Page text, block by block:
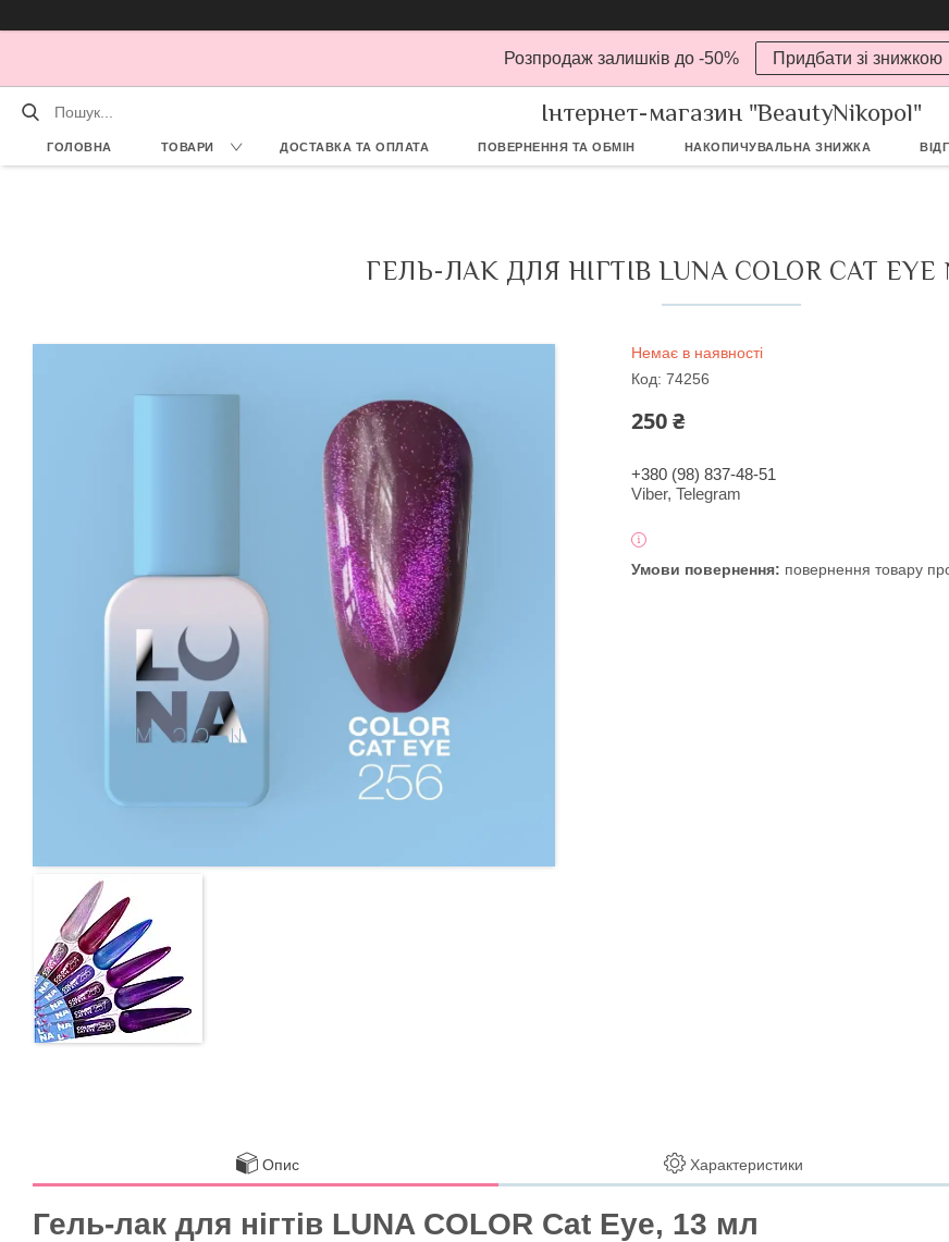
Розпродаж залишків до -50% Придбати зі знижкою
Інтернет-магазин "BeautyNikopol"
ГОЛОВНА ТОВАРИ ДОСТАВКА ТА ОПЛАТА ПОВЕРНЕННЯ ТА ОБМІН НАКОПИЧУВАЛЬНА ЗНИЖКА
ГЕЛЬ-ЛАК ДЛЯ НІГТІВ LUNA COLOR CAT
Немає в наявності
Код: 74256
250 ₴
+380 (98) 837-48-51
Viber, Telegram
повернення товару
Опис Характеристики
Гель-лак для нігтів LUNA COLOR Cat Eye, 13 мл